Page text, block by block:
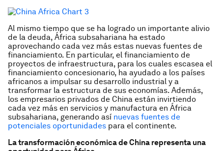
Al mismo tiempo que se ha logrado un importante alivio
de la deuda, África subsahariana ha estado
aprovechando cada vez más estas nuevas fuentes de
financiamiento. En particular, el financiamiento de
proyectos de infraestructura, para los cuales escasea el
financiamiento concesionario, ha ayudado a los países
africanos a impulsar su desarrollo industrial y a
transformar la estructura de sus economías. Además,
los empresarios privados de China están invirtiendo
cada vez más en servicios y manufactura en África
subsahariana, generando así nuevas fuentes de
potenciales oportunidades para el continente.
La transformación económica de China representa una